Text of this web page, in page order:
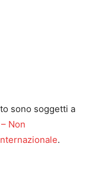
sono soggetti a
Non
.